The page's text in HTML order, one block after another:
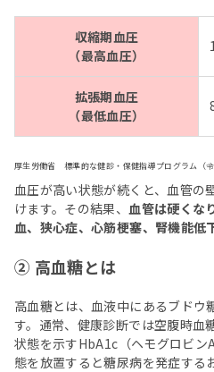
収縮期血圧
（最高血圧）
拡張期血圧
（最低血圧）
厚生労働省 標準的な健診・保健指導プログラム（令
血圧が高い状態が続くと、血管の
けます。その結果、血管は硬くな
血、狭心症、心筋梗塞、腎機能低
② 高血糖とは
高血糖とは、血液中にあるブドウ
す。通常、健康診断では空腹時血
状態を示すHbA1c（ヘモグロビン
態を放置すると糖尿病を発症する